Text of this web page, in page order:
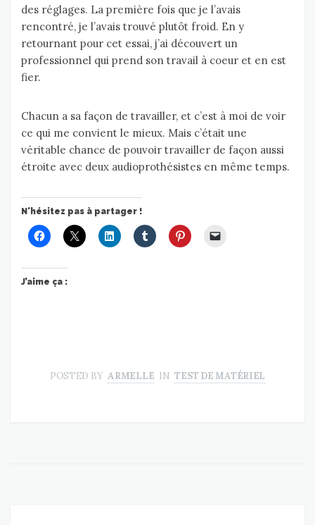
des réglages. La première fois que je l’avais
rencontré, je l’avais trouvé plutôt froid. En y
retournant pour cet essai, j’ai découvert un
professionnel qui prend son travail à coeur et en est
fier.
Chacun a sa façon de travailler, et c’est à moi de voir
ce qui me convient le mieux. Mais c’était une
véritable chance de pouvoir travailler de façon aussi
étroite avec deux audioprothésistes en même temps.
N'hésitez pas à partager !
J’aime ça :
POSTED BY ARMELLE IN TEST DE MATÉRIEL